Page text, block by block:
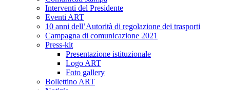
Interventi del Presidente
Eventi ART
10 anni dell’Autorità di regolazione dei trasporti
Campagna di comunicazione 2021
Press-kit
Presentazione istituzionale
Logo ART
Foto gallery
Bollettino ART